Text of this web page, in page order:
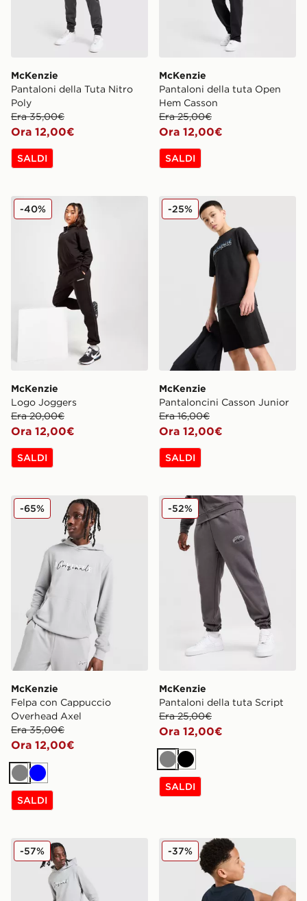
McKenzie
Pantaloni della Tuta Nitro
Poly
Era 35,00€
Ora 12,00€
SALDI
McKenzie
Pantaloni della tuta Open
Hem Casson
Era 25,00€
Ora 12,00€
SALDI
McKenzie Logo Joggers
McKenzie
Logo Joggers
Era 20,00€
Ora 12,00€
-40%
SALDI
McKenzie Pantaloncini
McKenzie
Pantaloncini Casson Junior
Era 16,00€
Ora 12,00€
-25%
SALDI
McKenzie Felpa con Cappuccio Overhead Axel
McKenzie
Felpa con Cappuccio
Overhead Axel
Era 35,00€
Ora 12,00€
-65%
Grigio
Blu
SALDI
McKenzie Pantaloni della
McKenzie
Pantaloni della tuta Script
Era 25,00€
Ora 12,00€
-52%
Grigio
Nero
SALDI
McKenzie Pantaloni della tuta Fleece Axel
-57% McKenzie Maglia Luxe
-37%